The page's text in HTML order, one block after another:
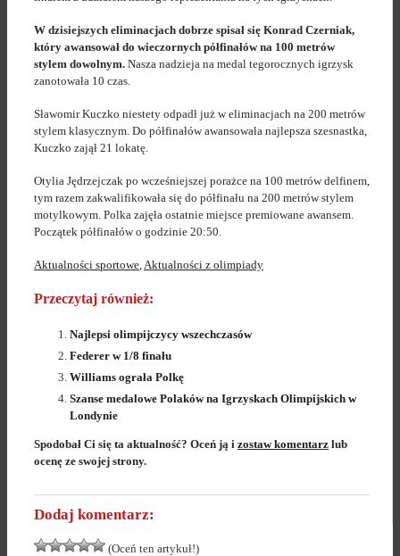
W dzisiejszych eliminacjach dobrze spisał się Konrad Czerniak,
który awansował do wieczornych półfinałów na 100 metrów
stylem dowolnym. Nasza nadzieja na medal tegorocznych igrzysk
zanotowała 10 czas.
Sławomir Kuczko niestety odpadł już w eliminacjach na 200 metrów
stylem klasycznym. Do półfinałów awansowała najlepsza szesnastka,
Kuczko zajął 21 lokatę.
Otylia Jędrzejczak po wcześniejszej porażce na 100 metrów delfinem,
tym razem zakwalifikowała się do półfinału na 200 metrów stylem
motylkowym. Polka zajęła ostatnie miejsce premiowane awansem.
Początek półfinałów o godzinie 20:50.
Aktualności sportowe,Aktualności z olimpiady
Przeczytaj również:
Najlepsi olimpijczycy wszechczasów
Federer w 1/8 finału
Williams ograła Polkę
Szanse medalowe Polaków na Igrzyskach Olimpijskich w
Londynie
Spodobał Ci się ta aktualność? Oceń ją i zostaw komentarz lub
ocenę ze swojej strony.
Dodaj komentarz:
(Oceń ten artykuł!)